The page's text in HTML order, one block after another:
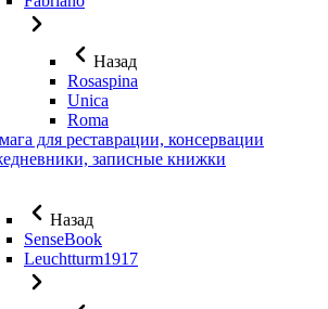
Назад
Rosaspina
Unica
Roma
для реставрации, консервации
записные книжки
Назад
SenseBook
Leuchtturm1917